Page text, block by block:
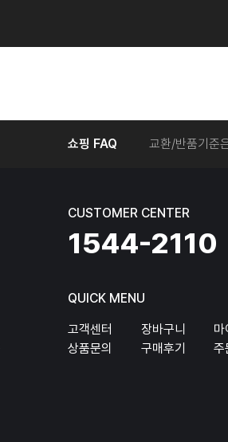
쇼핑 FAQ
온라인에서 주
교환/반품기준
온라인에서 구
CUSTOMER CENTER
1544-2110
QUICK MENU
고객센터 장바구니
마
상품문의
구매후기 주